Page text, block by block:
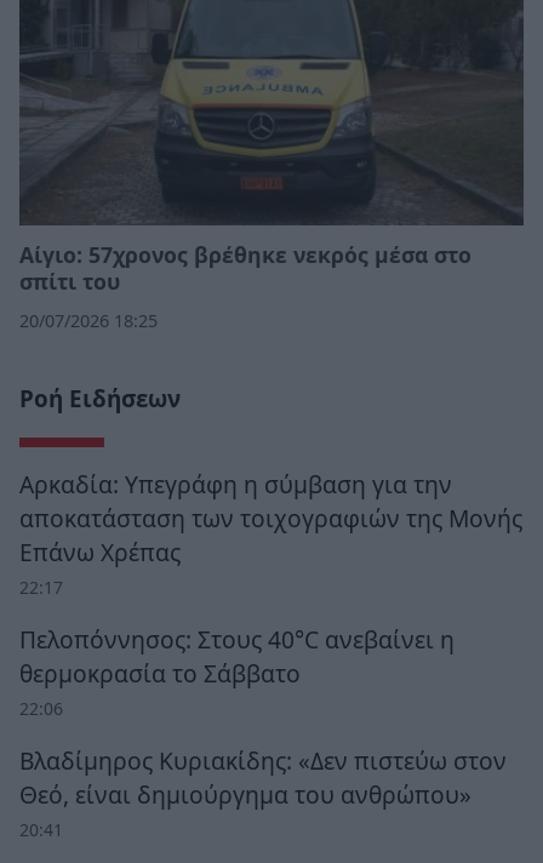
Αίγιο: 57χρονος βρέθηκε νεκρός μέσα στο
σπίτι του
20/07/2026 18:25
Ροή Ειδήσεων
Αρκαδία: Υπεγράφη η σύμβαση για την
αποκατάσταση των τοιχογραφιών της Μονής
Επάνω Χρέπας
22:17
Πελοπόννησος: Στους 40°C ανεβαίνει η
θερμοκρασία το Σάββατο
22:06
Βλαδίμηρος Κυριακίδης: «Δεν πιστεύω στον
Θεό, είναι δημιούργημα του ανθρώπου»
20:41